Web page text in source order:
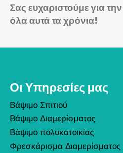
Σας ευχαριστούμε για
όλα αυτά τα χρόνια!
Οι Υπηρεσίες μας
Βάψιμο Σπιτιού
Βάψιμο Διαμερίσματος
Βάψιμο πολυκατοικίας
Φρεσκάρισμα Διαμερίσματος